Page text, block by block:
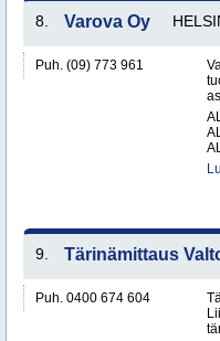
8. Varova Oy
Puh. (09) 773 961
9. Tärinämittaus
Puh. 0400 674 604